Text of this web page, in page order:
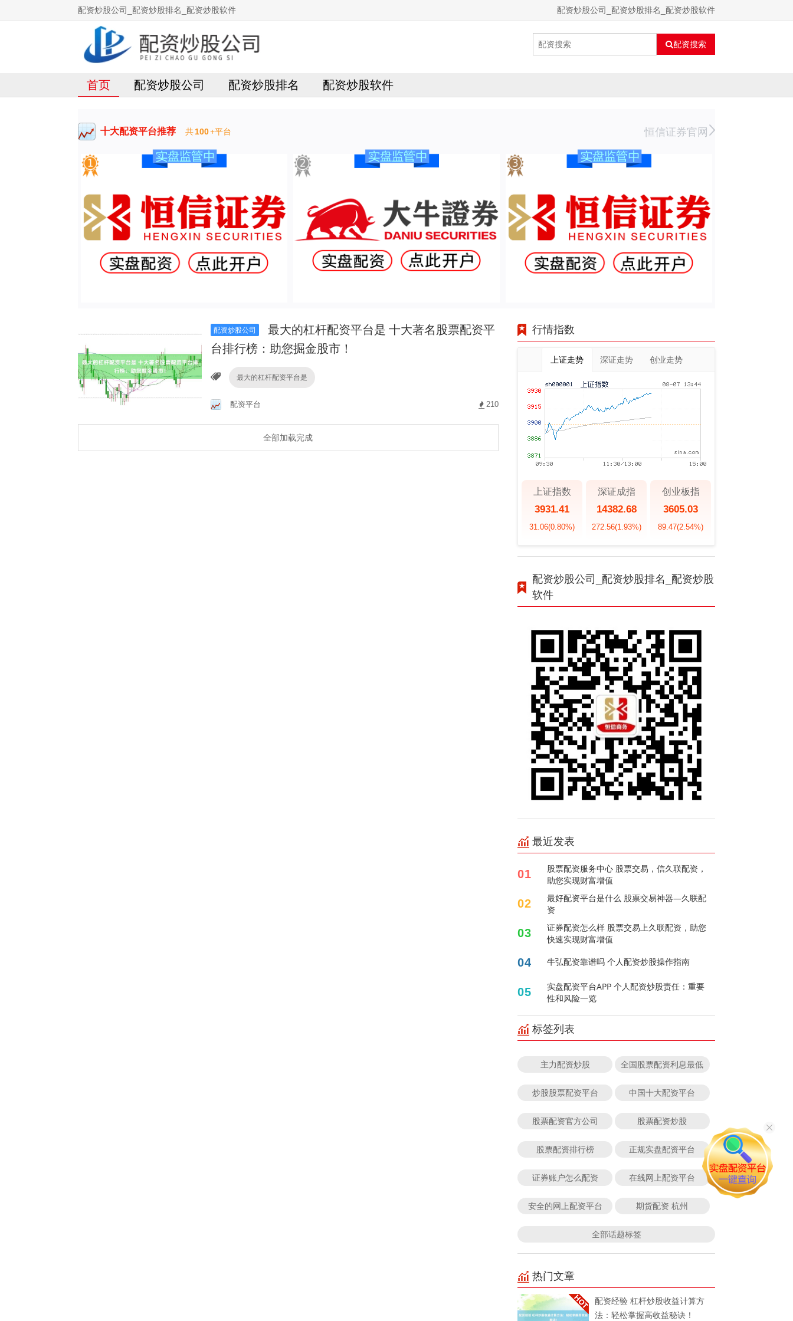
配资炒股公司_配资炒股排名_配资炒股软件 配资炒股公司_配资炒股排名_配资炒股软件
配资搜索
首页 配资炒股公司 配资炒股排名 配资炒股软件
十大配资平台推荐 共100+平台 恒信证券官网
配资炒股公司
最大的杠杆配资平台是 十大著名股票配资平
台排行榜：助您掘金股市！
最大的杠杆配资平台是
配资平台 210
全部加载完成
行情指数
上证走势 深证走势 创业走势
上证指数
3931.41
31.06(0.80%)
深证成指
14382.68
272.56(1.93%)
创业板指
3605.03
89.47(2.54%)
配资炒股公司_配资炒股排名_配资炒股
软件
最近发表
01
股票配资服务中心 股票交易，信久联配资，
助您实现财富增值
02
最好配资平台是什么 股票交易神器—久联配
资
03
证券配资怎么样 股票交易上久联配资，助您
快速实现财富增值
04 牛弘配资靠谱吗 个人配资炒股操作指南
05
实盘配资平台APP 个人配资炒股责任：重要
性和风险一览
标签列表
主力配资炒股 全国股票配资利息最低
炒股股票配资平台 中国十大配资平台
股票配资官方公司 股票配资炒股
股票配资排行榜 正规实盘配资平台
证券账户怎么配资 在线网上配资平台
安全的网上配资平台 期货配资 杭州
全部话题标签
热门文章
配资经验 杠杆炒股收益计算方
法：轻松掌握高收益秘诀！